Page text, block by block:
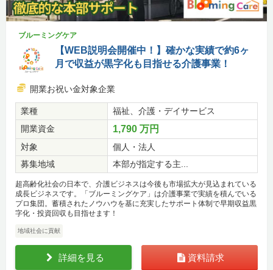
ブルーミングケア
【WEB説明会開催中！】確かな実績で約6ヶ
月で収益が黒字化も目指せる介護事業！
開業お祝い金対象企業
業種
福祉、介護・デイサービス
開業資金
1,790 万円
対象
個人・法人
募集地域
本部が指定する主...
超高齢化社会の日本で、介護ビジネスは今後も市場拡大が見込まれている
成長ビジネスです。「ブルーミングケア」は介護事業で実績を積んでいる
プロ集団。蓄積されたノウハウを基に充実したサポート体制で早期収益黒
字化・投資回収も目指せます！
地域社会に貢献
詳細を見る 資料請求